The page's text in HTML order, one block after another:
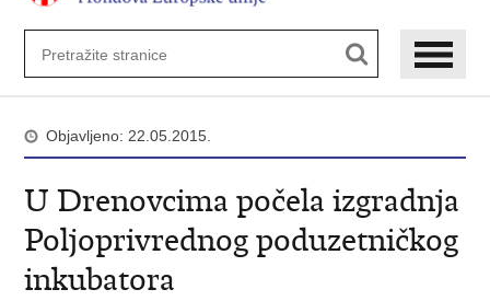
Objavljeno: 22.05.2015.
U Drenovcima počela izgradnja
Poljoprivrednog poduzetničkog
inkubatora